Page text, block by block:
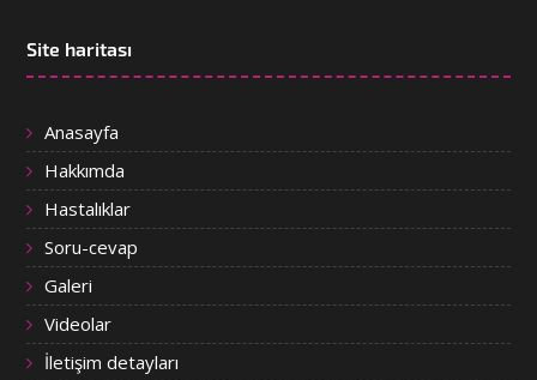
Site haritası
Anasayfa
Hakkımda
Hastalıklar
Soru-cevap
Galeri
Videolar
İletişim detayları